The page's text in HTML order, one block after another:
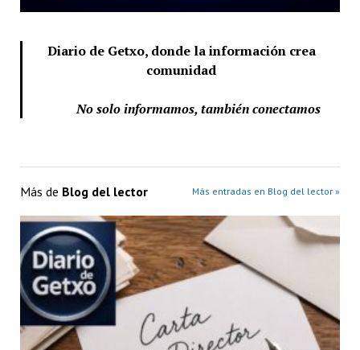
Diario de Getxo, donde la información crea
comunidad
No solo informamos, también conectamos
Más de Blog del lector Más entradas en Blog del lector »